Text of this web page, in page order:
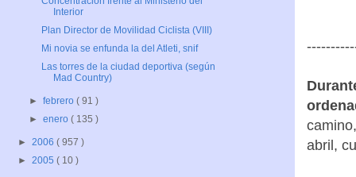
Interior
Plan Director de Movilidad Ciclista (VIII)
Mi novia se enfunda la del Atleti, snif
Las torres de la ciudad deportiva (según
Mad Country)
►febrero( 91 )
►enero( 135 )
► 2006 ( 957 )
► 2005 ( 10 )